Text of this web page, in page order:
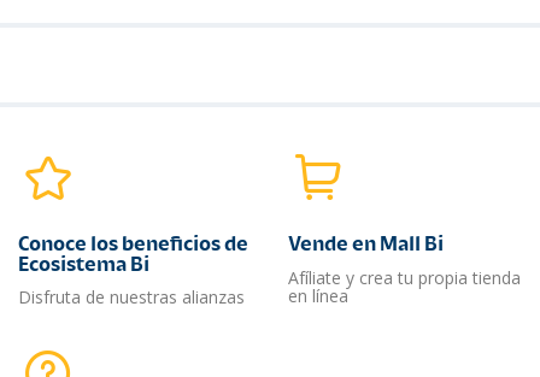
Conoce los beneficios de
Ecosistema Bi
Disfruta de nuestras alianzas
Vende en Mall Bi
Afíliate y crea tu propia tienda
en línea